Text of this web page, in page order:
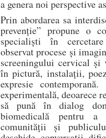
a genera noi perspective
Prin abordarea sa
prevenție” propune o
specialiști în
observat procese și
screeningului cervical și
în pictură, instalații,
expresie
experimentală, deoarece
să pună în dialog
biomedicală pentru a
comunității și